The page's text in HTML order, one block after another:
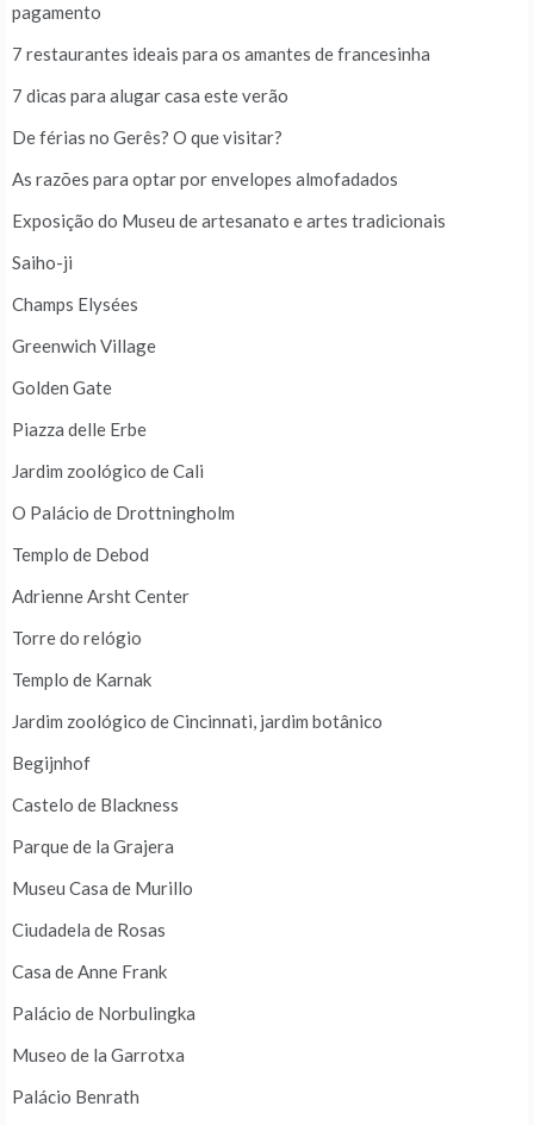
pagamento
7 restaurantes ideais para os amantes de francesinha
7 dicas para alugar casa este verão
De férias no Gerês? O que visitar?
As razões para optar por envelopes almofadados
Exposição do Museu de artesanato e artes tradicionais
Saiho-ji
Champs Elysées
Greenwich Village
Golden Gate
Piazza delle Erbe
Jardim zoológico de Cali
O Palácio de Drottningholm
Templo de Debod
Adrienne Arsht Center
Torre do relógio
Templo de Karnak
Jardim zoológico de Cincinnati, jardim botânico
Begijnhof
Castelo de Blackness
Parque de la Grajera
Museu Casa de Murillo
Ciudadela de Rosas
Casa de Anne Frank
Palácio de Norbulingka
Museo de la Garrotxa
Palácio Benrath